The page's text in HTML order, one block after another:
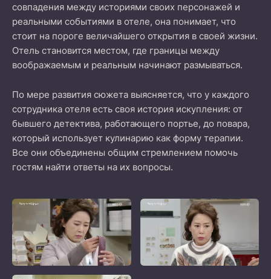
совпадения между историями своих персонажей и
реальными событиями в отеле, она понимает, что
стоит на пороге величайшего открытия в своей жизни.
Отель становится местом, где границы между
воображаемым и реальным начинают размываться.
По мере развития сюжета выясняется, что у каждого
сотрудника отеля есть своя история искупления: от
бывшего детектива, работающего портье, до повара,
который использует кулинарию как форму терапии.
Все они объединены общим стремлением помочь
гостям найти ответы на их вопросы.